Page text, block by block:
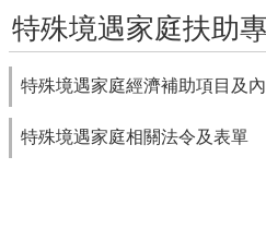
特殊境遇家庭扶助
特殊境遇家庭經濟補助項目及
特殊境遇家庭相關法令及表單